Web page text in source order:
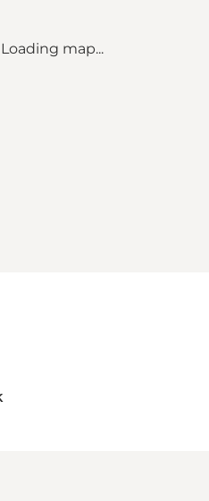
Loading map...